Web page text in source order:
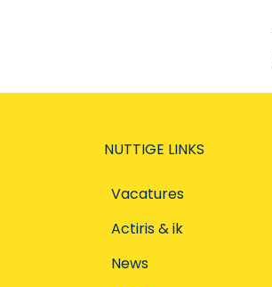
NUTTIGE LINKS
Vacatures
Actiris & ik
News